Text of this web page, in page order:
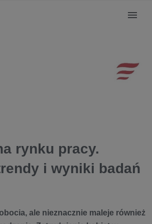
rynku pracy.
i wyniki badań
ale nieznacznie maleje również